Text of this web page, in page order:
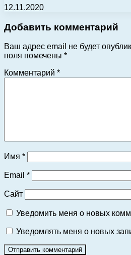
12.11.2020
Добавить комментарий
Ваш адрес email не будет
поля помечены *
Комментарий *
Имя *
Email *
Сайт
Уведомить меня о новых
Уведомлять меня о новых